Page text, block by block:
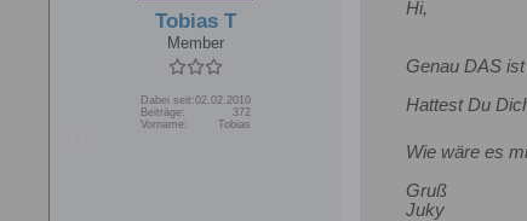
Tobias T
Member
Dabei seit:02.02.2010
Beiträge:
372
Vorname:
Tobias
Hi,
Genau DAS
Hattest Du
Wie wäre es
Gruß
Juky